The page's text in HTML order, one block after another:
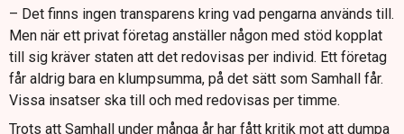
– Det finns ingen transparens kring vad pengarna används till.
Men när ett privat företag anställer någon med stöd kopplat
till sig kräver staten att det redovisas per individ. Ett företag
får aldrig bara en klumpsumma, på det sätt som Samhall får.
Vissa insatser ska till och med redovisas per timme.
Trots att Samhall under många år har fått kritik mot att dumpa